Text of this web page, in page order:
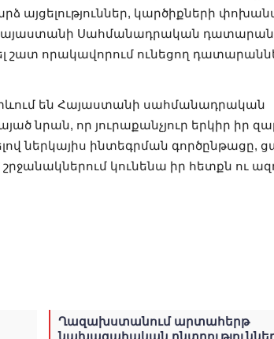
այցելություններ, կարծիքների
Հայաստանի Սահմանադրական
որակավորում ունեցող
են Հայաստանի սահմանադրական
նրան, որ յուրաքանչյուր երկիր իր
ներկայիս ինտեգրման գործընթացը,
կունենա իր հետքն ու
Ղազախստանում արտահերթ
նախագահական